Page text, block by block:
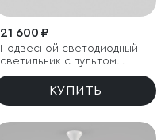
21 600 ₽
Подвесной светодиодный
светильник с пультом
управления
КУПИТЬ